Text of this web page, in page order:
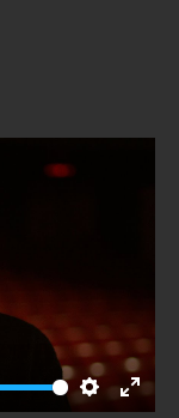
SettingsEnter